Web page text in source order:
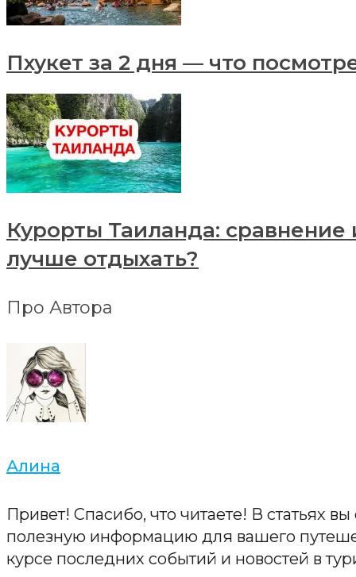
Пхукет за 2 дня — что
Курорты Таиланда: сравнение
лучше отдыхать?
Про Автора
Алина
Привет! Спасибо, что читаете! В статьях
полезную информацию для вашего
курсе последних событий и новостей в